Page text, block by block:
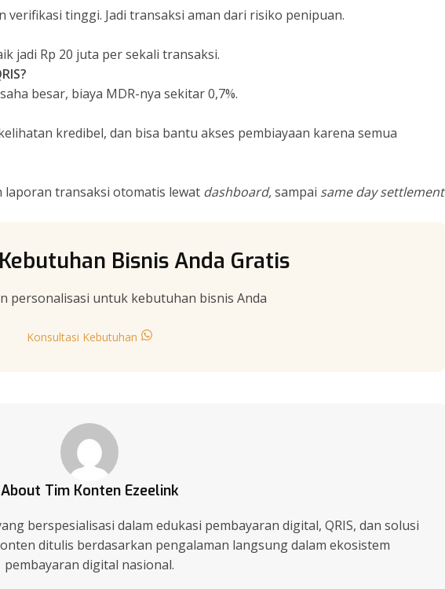
verifikasi tinggi. Jadi transaksi aman dari risiko penipuan.
jadi Rp 20 juta per sekali transaksi.
besar, biaya MDR-nya sekitar 0,7%.
kredibel, dan bisa bantu akses pembiayaan karena semua
laporan transaksi otomatis lewat dashboard,sampai same day settlement
Bisnis Anda Gratis
personalisasi untuk kebutuhan bisnis Anda
Konsultasi Kebutuhan
About Tim Konten Ezeelink
berspesialisasi dalam edukasi pembayaran digital, QRIS, dan solusi
ditulis berdasarkan pengalaman langsung dalam ekosistem
pembayaran digital nasional.